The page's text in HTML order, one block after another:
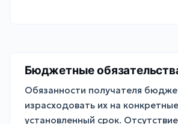
Бюджетные
Обязанности получателя
израсходовать их на
установленный срок. Отсутствие